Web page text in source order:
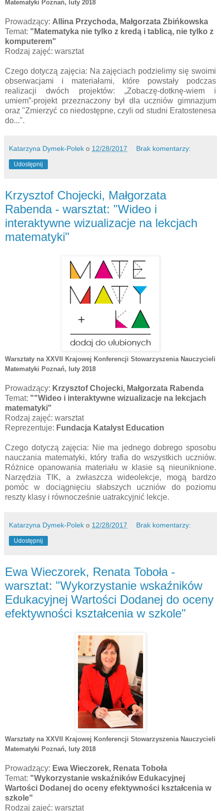
Matematyki Poznań, luty 2018
Prowadzący: Allina Przychoda, Małgorzata Zbińkowska
Temat: "Matematyka nie tylko z kredą i tablicą, nie tylko z
komputerem"
Rodzaj zajęć: warsztat
Czego dotyczą zajęcia: Na zajęciach podzielimy się swoimi
obserwacjami i materiałami, które powstały podczas
realizacji dwóch projektów: „Zobaczę-dotknę-wiem i
umiem”-projekt przeznaczony był dla uczniów gimnazjum
oraz "Zmierzyć co niedostępne, czyli od studni Eratostenesa
do...".
Katarzyna Dymek-Polek o 12/28/2017 Brak komentarzy:
Udostępnij
Krzysztof Chojecki, Małgorzata
Rabenda - warsztat: "Wideo i
interaktywne wizualizacje na lekcjach
matematyki"
Warsztaty na XXVII Krajowej Konferencji Stowarzyszenia Nauczycieli
Matematyki Poznań, luty 2018
Prowadzący: Krzysztof Chojecki, Małgorzata Rabenda
Temat: ""Wideo i interaktywne wizualizacje na lekcjach
matematyki"
Rodzaj zajęć: warsztat
Reprezentuje: Fundacja Katalyst Education
Czego dotyczą zajęcia: Nie ma jednego dobrego sposobu
nauczania matematyki, który trafia do wszystkich uczniów.
Różnice opanowania materiału w klasie są nieuniknione.
Narzędzia TIK, a zwłaszcza wideolekcje, mogą bardzo
pomóc w dociągnięciu słabszych uczniów do poziomu
reszty klasy i równocześnie uatrakcyjnić lekcje.
Katarzyna Dymek-Polek o 12/28/2017 Brak komentarzy:
Udostępnij
Ewa Wieczorek, Renata Toboła -
warsztat: "Wykorzystanie wskaźników
Edukacyjnej Wartości Dodanej do oceny
efektywności kształcenia w szkole"
Warsztaty na XXVII Krajowej Konferencji Stowarzyszenia Nauczycieli
Matematyki Poznań, luty 2018
Prowadzący: Ewa Wieczorek, Renata Toboła
Temat: "Wykorzystanie wskaźników Edukacyjnej
Wartości Dodanej do oceny efektywności kształcenia w
szkole"
Rodzaj zajęć: warsztat